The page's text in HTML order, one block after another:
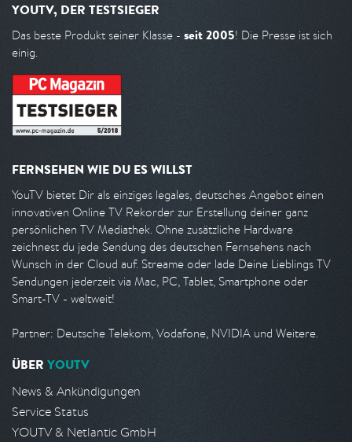
YOUTV, DER TESTSIEGER
Das beste Produkt seiner Klasse - seit 2005! Die Presse ist sich
einig.
FERNSEHEN WIE DU ES WILLST
YouTV bietet Dir als einziges legales, deutsches Angebot einen
innovativen Online TV Rekorder zur Erstellung deiner ganz
persönlichen TV Mediathek. Ohne zusätzliche Hardware
zeichnest du jede Sendung des deutschen Fernsehens nach
Wunsch in der Cloud auf. Streame oder lade Deine Lieblings TV
Sendungen jederzeit via Mac, PC, Tablet, Smartphone oder
Smart-TV - weltweit!
Partner: Deutsche Telekom, Vodafone, NVIDIA und Weitere.
ÜBER YOUTV
News & Ankündigungen
Service Status
YOUTV & Netlantic GmbH